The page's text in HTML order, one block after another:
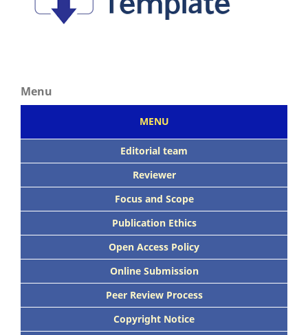
Menu
MENU
Editorial team
Reviewer
Focus and Scope
Publication Ethics
Open Access Policy
Online Submission
Peer Review Process
Copyright Notice